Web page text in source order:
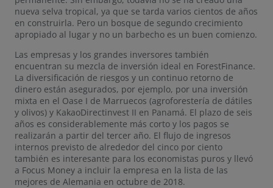
nueva selva tropical, ya que se tarda varios cientos de años
en construirla. Pero un bosque de segundo crecimiento
apropiado al lugar y no un barbecho es un buen comienzo.
Las empresas y los grandes inversores también
encuentran su mezcla de inversión ideal en ForestFinance.
La diversificación de riesgos y un continuo retorno de
dinero están asegurados, por ejemplo, por una inversión
mixta en el Oase I de Marruecos (agroforestería de dátiles
y olivos) y KakaoDirectinvest II en Panamá. El plazo de seis
años es considerablemente más corto y los pagos se
realizarán a partir del tercer año. El flujo de ingresos
internos previsto de alrededor del cinco por ciento
también es interesante para los economistas puros y llevó
a Focus Money a incluir la empresa en la lista de las
mejores de Alemania en octubre de 2018.